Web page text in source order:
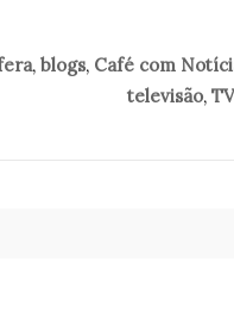
, blogs, Café com
televisão, TV